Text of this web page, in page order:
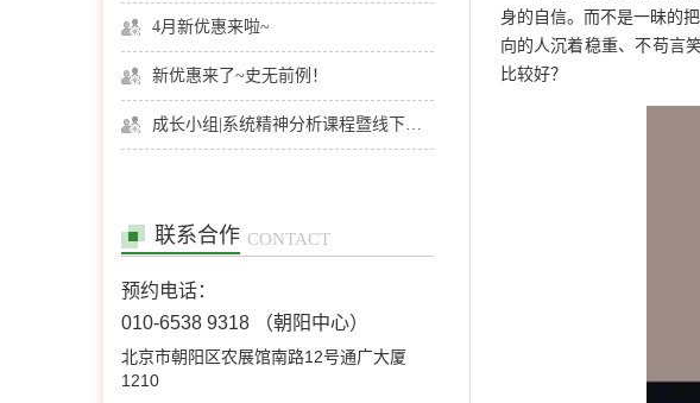
4月新优惠来啦~
新优惠来了~史无前例！
成长小组|系统精神分析课程暨线下团体成长小组招募
联系合作 CONTACT
预约电话：
010-6538 9318
（朝阳中心）
北京市朝阳区农展馆南路12号通广大厦
1210
身的自信。而不是一昧的
向的人沉着稳重、不苟言
比较好？